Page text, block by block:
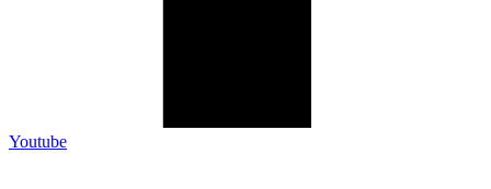
Youtube